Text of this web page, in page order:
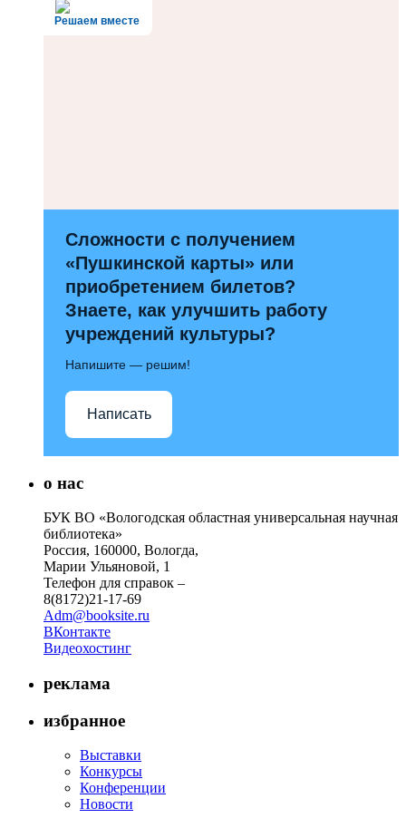
Решаем вместе
Сложности с получением
«Пушкинской карты» или
приобретением билетов?
Знаете, как улучшить работу
учреждений культуры?
Напишите — решим!
Написать
о нас
БУК ВО «Вологодская областная универсальная научная
библиотека»
Россия, 160000, Вологда,
Марии Ульяновой, 1
Телефон для справок –
8(8172)21-17-69
Adm@booksite.ru
ВКонтакте
Видеохостинг
реклама
избранное
Выставки
Конкурсы
Конференции
Новости